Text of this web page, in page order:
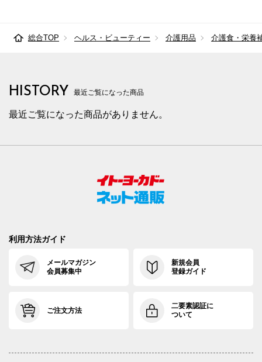
総合TOP ヘルス・ビューティー 介護用品 介護食・栄養
HISTORY 最近ご覧になった商品
最近ご覧になった商品がありません。
利用方法ガイド
メールマガジン
会員募集中
新規会員
登録ガイド
ご注文方法
二要素認証に
ついて